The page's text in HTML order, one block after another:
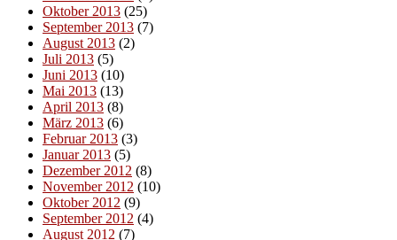
Oktober 2013 (25)
September 2013 (7)
August 2013 (2)
Juli 2013 (5)
Juni 2013 (10)
Mai 2013 (13)
April 2013 (8)
März 2013 (6)
Februar 2013 (3)
Januar 2013 (5)
Dezember 2012 (8)
November 2012 (10)
Oktober 2012 (9)
September 2012 (4)
August 2012 (7)